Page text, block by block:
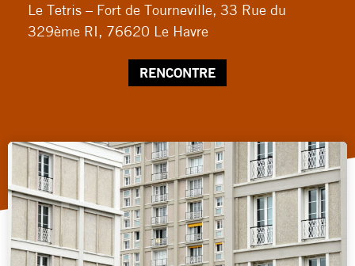
Le Tetris – Fort de Tourneville, 33 Rue du
329ème RI, 76620 Le Havre
RENCONTRE